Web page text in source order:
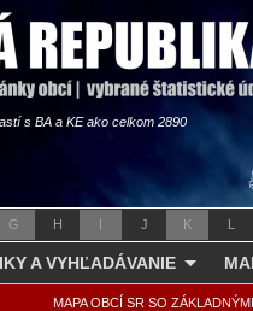
s BA a KE ako celkom 2890
G H I J K L
A VYHĽADÁVANIE
MAPA OBCÍ SR SO